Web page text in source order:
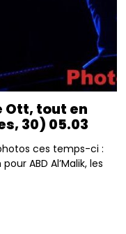
tout en
30) 05.03
ces temps-ci :
ABD Al’Malik, les